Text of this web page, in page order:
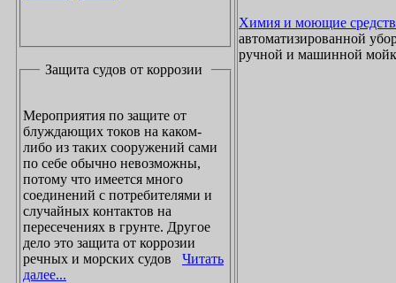
Защита судов от коррозии
Мероприятия по защите от
блуждающих токов на каком-
либо из таких сооружений сами
по себе обычно невозможны,
потому что имеется много
соединений с потребителями и
случайных контактов на
пересечениях в грунте. Другое
дело это защита от коррозии
речных и морских судов Читать
далее...
Химия и моющие
автоматизированной
ручной и машинной